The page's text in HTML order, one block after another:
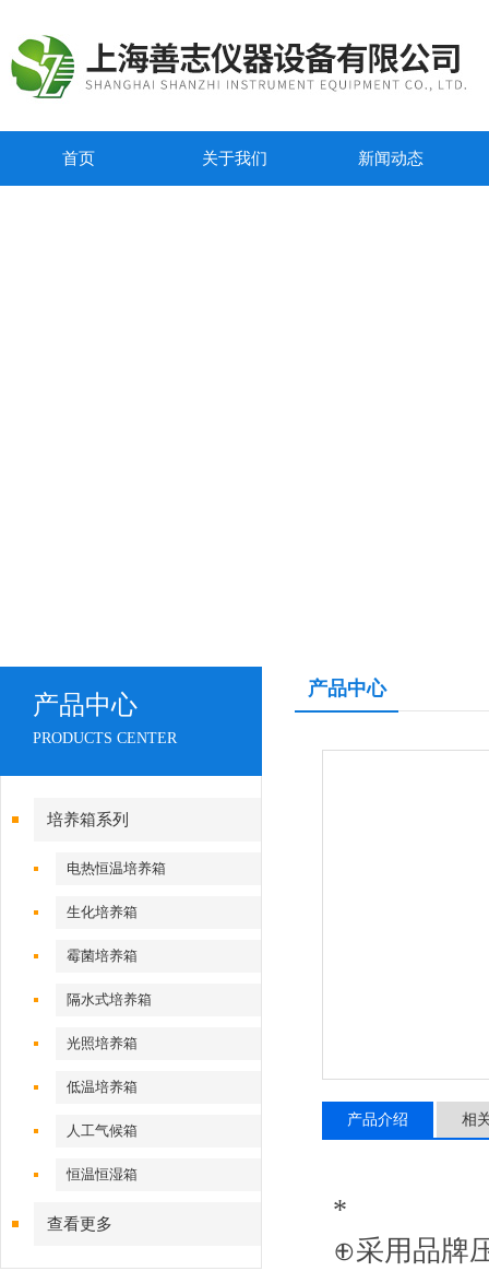
首页 关于我们 新闻动态
产品中心
PRODUCTS CENTER
培养箱系列
电热恒温培养箱
生化培养箱
霉菌培养箱
隔水式培养箱
光照培养箱
低温培养箱
人工气候箱
恒温恒湿箱
查看更多
产品中心
产品介绍 相
*
⊕采用品牌